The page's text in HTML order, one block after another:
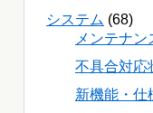
システム (68)
メンテナ
不具合対応
新機能・仕